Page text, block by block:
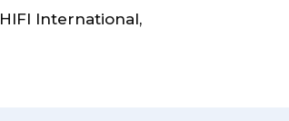
International,